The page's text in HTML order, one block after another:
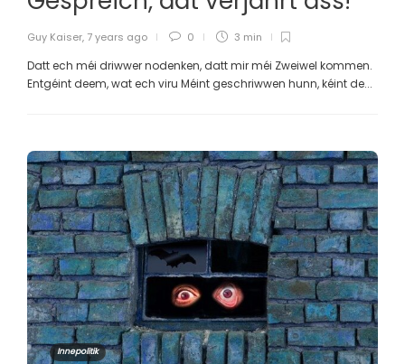
Guy Kaiser, 7 years ago 0 3 min
Datt ech méi driwwer nodenken, datt mir méi Zweiwel kommen.
Entgéint deem, wat ech viru Méint geschriwwen hunn, kéint de...
Innepolitik